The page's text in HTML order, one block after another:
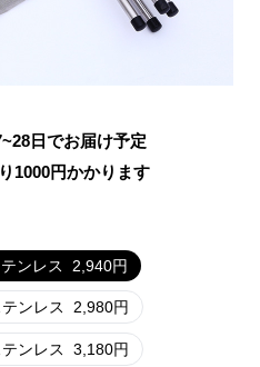
日でお届け予定
1000円かかります
ンレス 2,940円
ンレス 2,980円
ンレス 3,180円